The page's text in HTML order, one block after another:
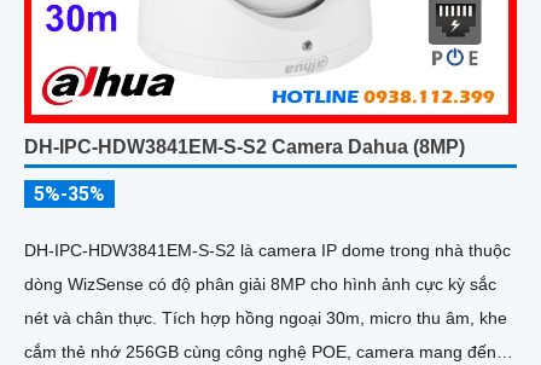
DH-IPC-HDW3841EM-S-S2 Camera Dahua (8MP)
5%-35%
DH-IPC-HDW3841EM-S-S2 là camera IP dome trong nhà thuộc
dòng WizSense có độ phân giải 8MP cho hình ảnh cực kỳ sắc
nét và chân thực. Tích hợp hồng ngoại 30m, micro thu âm, khe
cắm thẻ nhớ 256GB cùng công nghệ POE, camera mang đến